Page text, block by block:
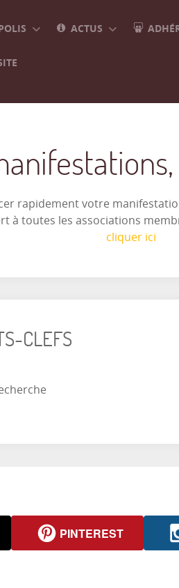
ACTUS
rapidement votre
à toutes les associations
cliquer ici
CLEFS
PINTEREST